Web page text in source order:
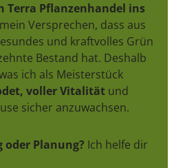
Terra Pflanzenhandel ins
Versprechen, dass aus
und kraftvolles Grün
Bestand hat. Deshalb
ich als Meisterstück
voller Vitalitätund
sicher anzuwachsen.
oder Planung? Ich helfe dir